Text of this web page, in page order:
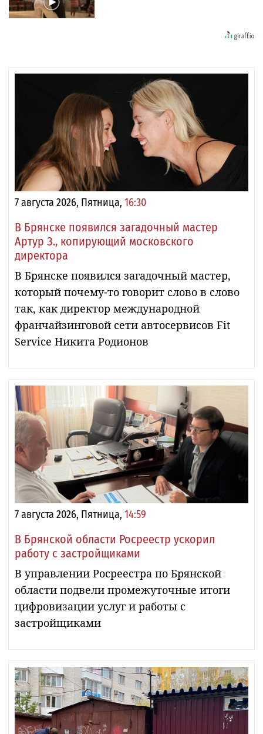
7 августа 2026, Пятница, 16:30
В Брянске появился загадочный мастер
Артур З., копирующий московского
директора
В Брянске появился загадочный мастер,
который почему-то говорит слово в слово
так, как директор международной
франчайзинговой сети автосервисов Fit
Service Никита Родионов
7 августа 2026, Пятница, 14:59
В Брянской области Росреестр ускорил
работу с застройщиками
В управлении Росреестра по Брянской
области подвели промежуточные итоги
цифровизации услуг и работы с
застройщиками